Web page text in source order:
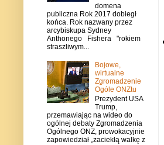
domena
publiczna Rok 2017 dobiegł
końca. Rok nazwany przez
arcybiskupa Sydney
Anthonego Fishera "rokiem
straszliwym...
Bojowe,
wirtualne
Zgromadzenie
Ogóle ONZtu
Prezydent USA
Trump,
przemawiając na wideo do
ogólnej debaty Zgromadzenia
Ogólnego ONZ, prowokacyjnie
zapowiedział „zaciekłą walkę z